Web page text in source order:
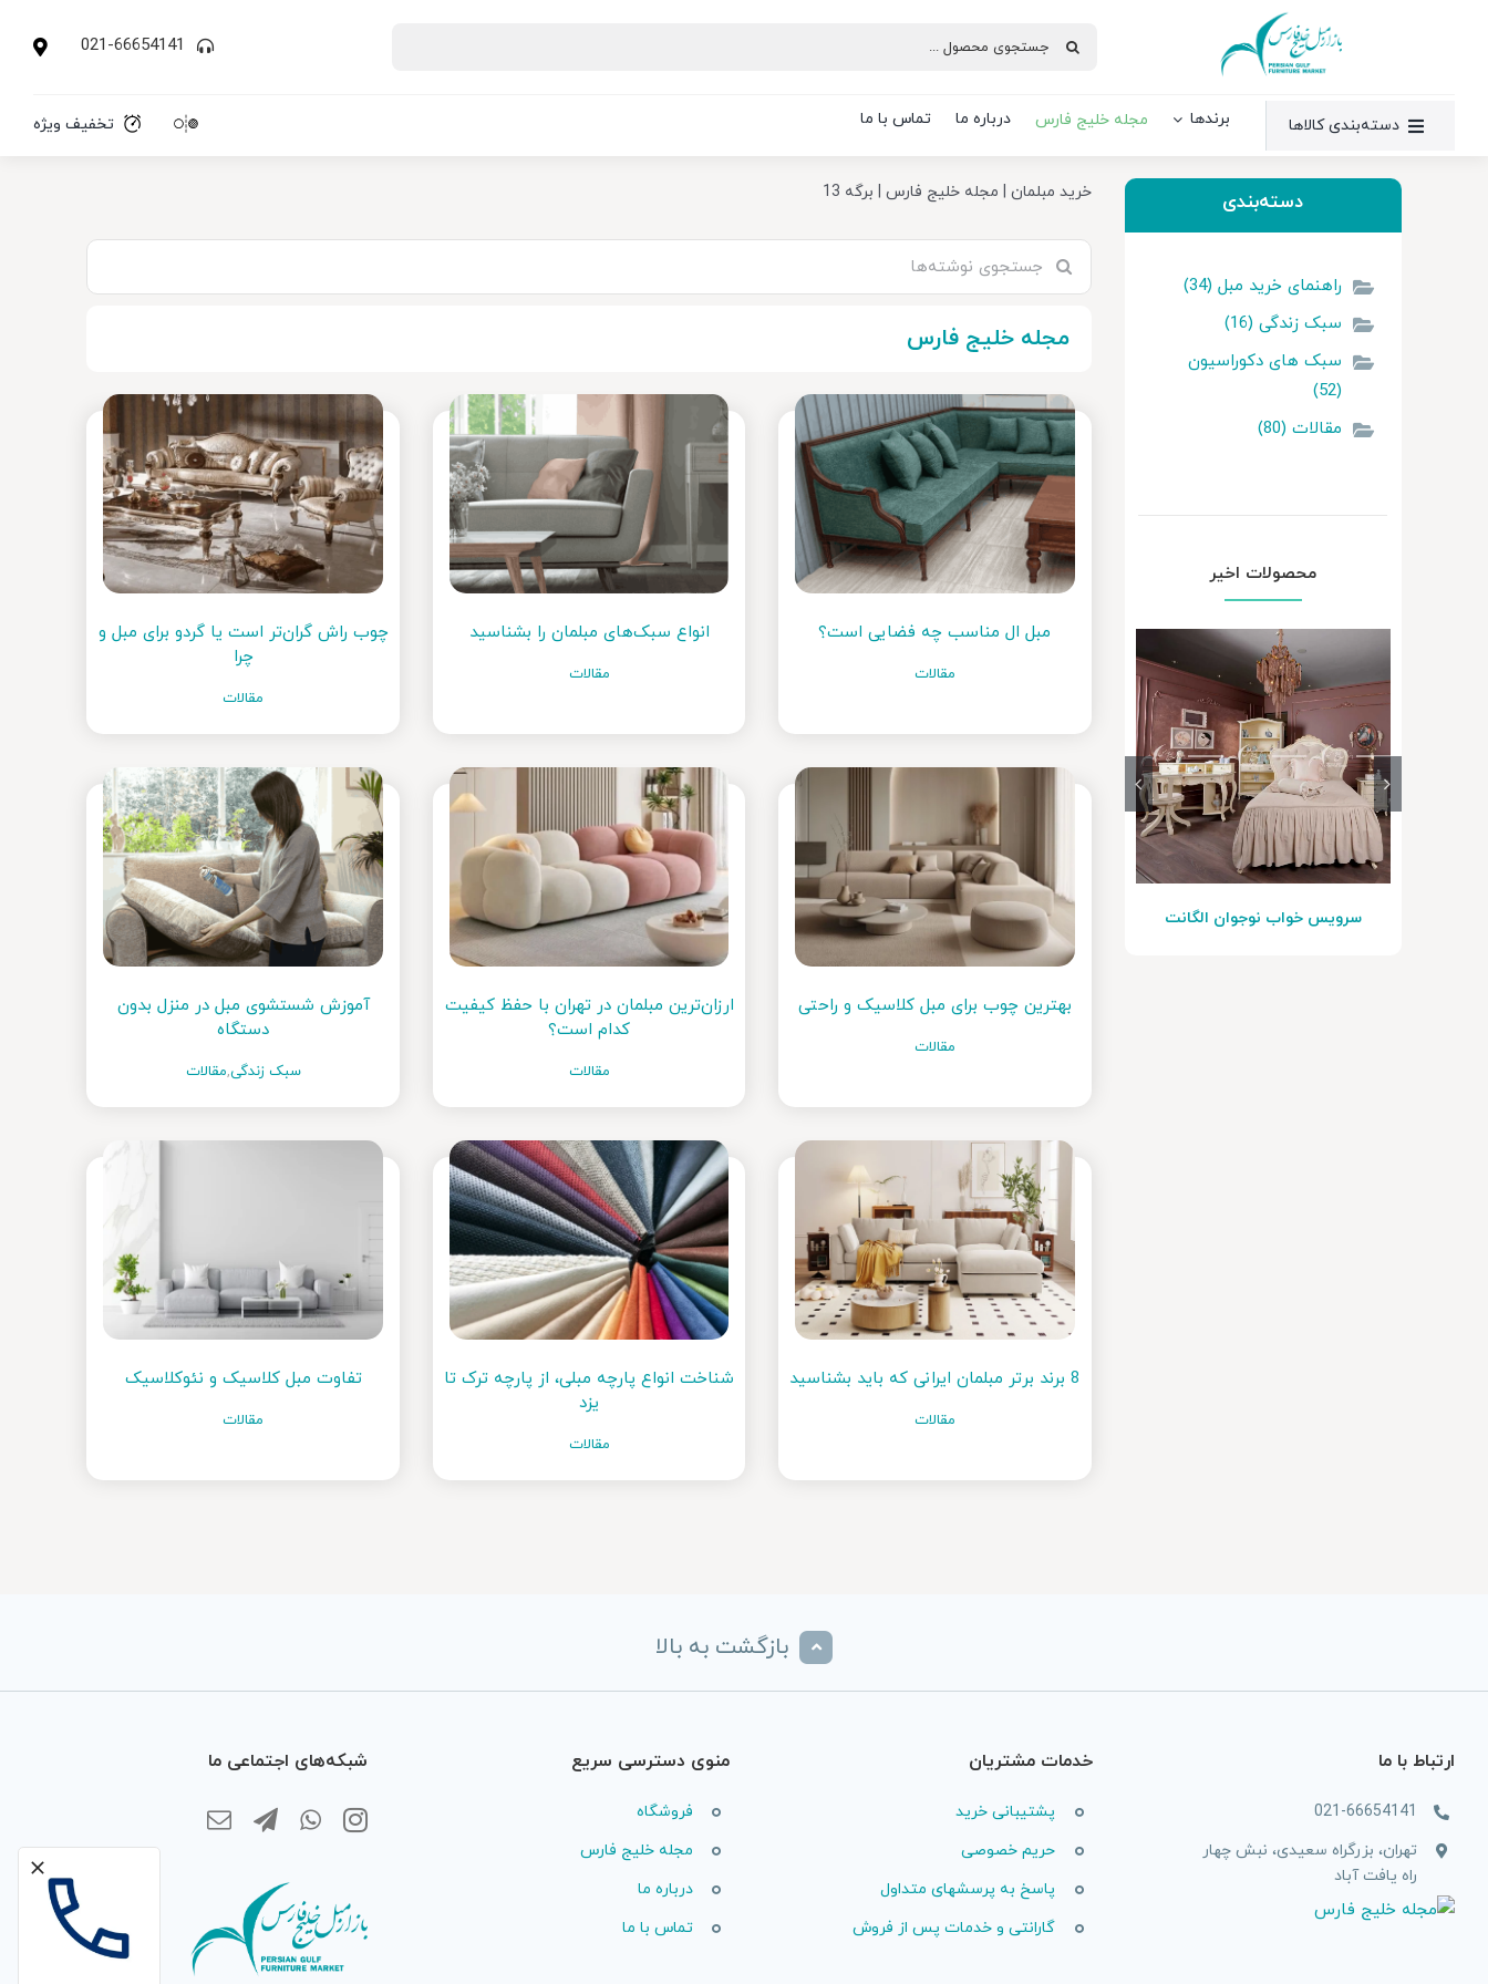
جستجو
021-66654141
دسته‌بندی کالاها برندها مجله خلیج فارس درباره ما تماس با ما تخفیف ویژه
دسته‌بندی
راهنمای خرید مبل (34)
سبک زندگی (16)
سبک های دکوراسیون
(52)
مقالات (80)
محصولات اخیر
سرویس خواب نوجوان الگانت ست مبلمان Noyan سرویس خواب امپریال سرویس مبلمان و غذاخوری دیاکو
خرید مبلمان | مجله خلیج فارس | برگه 13
جستجو
برای:
مجله خلیج فارس
مبل ال مناسب چه فضایی است؟
مقالات
انواع سبک‌های مبلمان را بشناسید
مقالات
چوب راش گران‌تر است یا گردو برای مبل و
چرا
مقالات
بهترین چوب برای مبل کلاسیک و راحتی
مقالات
ارزان‌ترین مبلمان در تهران با حفظ کیفیت
کدام است؟
مقالات
آموزش شستشوی مبل در منزل بدون
دستگاه
سبک زندگی,مقالات
8 برند برتر مبلمان ایرانی که باید بشناسید
مقالات
شناخت انواع پارچه مبلی، از پارچه ترک تا
یزد
مقالات
تفاوت مبل کلاسیک و نئوکلاسیک
مقالات
بازگشت به بالا
ارتباط با ما
021-66654141
تهران، بزرگراه سعیدی، نبش چهار
راه یافت آباد
خدمات مشتریان
پشتیبانی خرید
حریم خصوصی
پاسخ به پرسشهای متداول
گارانتی و خدمات پس از فروش
منوی دسترسی سریع
فروشگاه
مجله خلیج فارس
درباره ما
تماس با ما
شبکه‌های اجتماعی ما